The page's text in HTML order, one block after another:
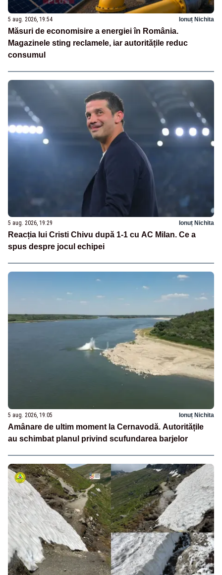
5 aug. 2026, 19:54 Ionuț Nichita
Măsuri de economisire a energiei în România.
Magazinele sting reclamele, iar autoritățile reduc
consumul
5 aug. 2026, 19:29 Ionuț Nichita
Reacția lui Cristi Chivu după 1-1 cu AC Milan. Ce a
spus despre jocul echipei
5 aug. 2026, 19:05 Ionuț Nichita
Amânare de ultim moment la Cernavodă. Autoritățile
au schimbat planul privind scufundarea barjelor